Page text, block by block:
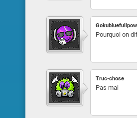
Pourquoi on
Truc-chose
Pas mal